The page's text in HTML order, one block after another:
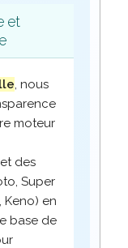
et
, nous
moteur
des
Super
Keno) en
base de